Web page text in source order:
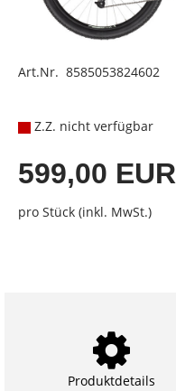
Art.Nr. 8585053824602
Z.Z. nicht verfügbar
599,00 EUR
pro Stück (inkl. MwSt.)
Produktdetails